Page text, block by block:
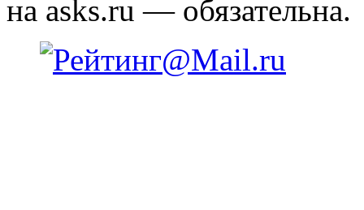
на asks.ru — обязательна.